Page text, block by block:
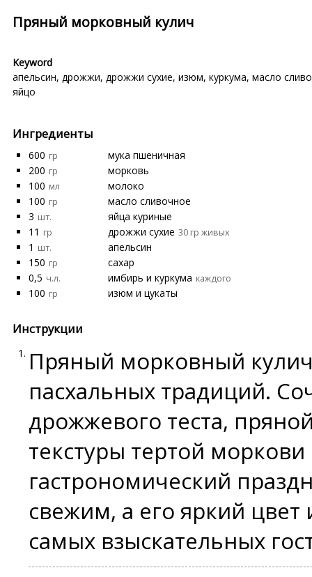
Пряный морковный кулич
Keyword
апельсин, дрожжи, дрожжи сухие, изюм, куркума, масло
яйцо
Ингредиенты
600 гр
мука пшеничная
200 гр
морковь
100 мл
молоко
100 гр
масло сливочное
3 шт.
яйца куриные
11 гр дрожжи сухие 30 гр живых
1 шт.
апельсин
150 гр
сахар
0,5 ч.л. имбирь и куркума каждого
100 гр изюм и цукаты
Инструкции
Пряный морковный
пасхальных традиций.
дрожжевого теста,
текстуры тертой
гастрономический
свежим, а его яркий цвет
самых взыскательных